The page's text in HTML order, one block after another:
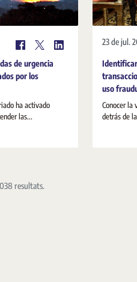
de urgencia
por los
ha activado
las...
23 de jul.
uso
Conocer la
detrás de
resultats.